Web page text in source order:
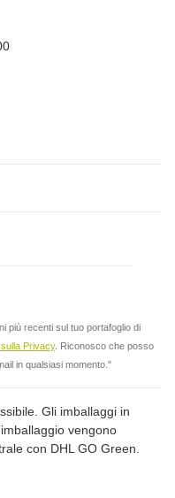
più recenti sul tuo portafoglio di
Privacy. Riconosco che posso
in qualsiasi momento."
Gli imballaggi in
vengono
con DHL GO Green.